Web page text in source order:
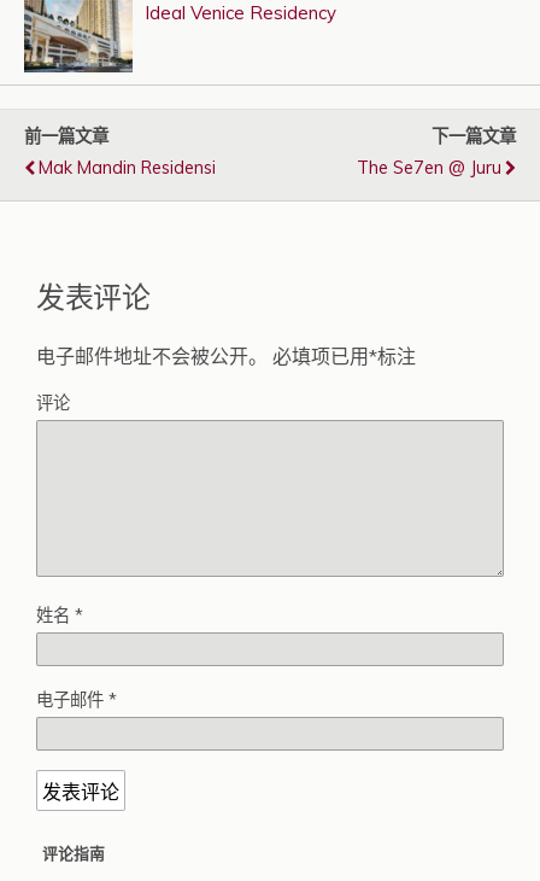
Ideal Venice Residency
前一篇文章
Mak Mandin Residensi
下一篇文章
The Se7en @ Juru
发表评论
电子邮件地址不会被公开。 必填项已用*标注
评论
姓名 *
电子邮件 *
评论指南